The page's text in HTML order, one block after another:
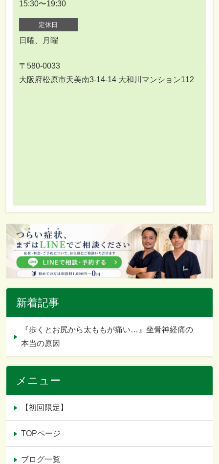
15:30〜19:30
定休日
日曜、月曜
〒580-0033
大阪府松原市天美南3-14-14 大和川マンション112
新着記事
『歩くとお尻から太ももが痛い…』坐骨神経痛の
本当の原因
メニュー
【初回限定】
TOPページ
ブログ一覧